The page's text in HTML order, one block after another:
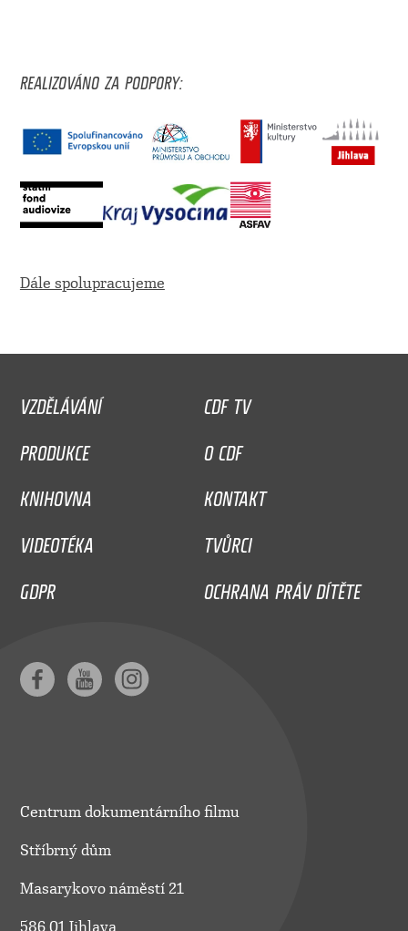
REALIZOVÁNO ZA PODPORY:
Dále spolupracujeme
VZDĚLÁVÁNÍ
CDF TV
PRODUKCE
O CDF
KNIHOVNA
KONTAKT
VIDEOTÉKA
TVŮRCI
GDPR
OCHRANA PRÁV DÍTĚTE
Centrum dokumentárního filmu
Stříbrný dům
Masarykovo náměstí 21
586 01 Jihlava